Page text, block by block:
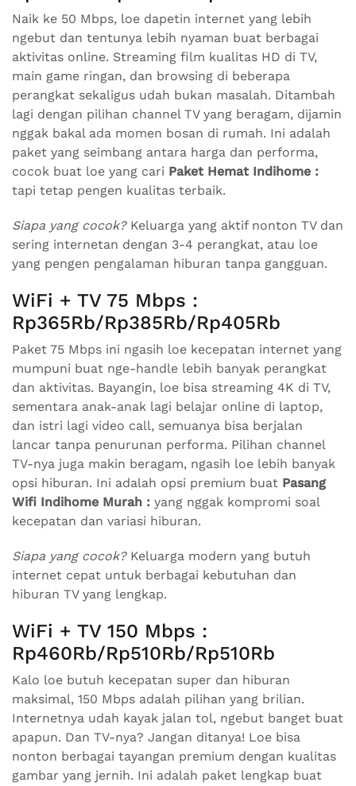
Naik ke 50 Mbps, loe dapetin internet yang lebih
ngebut dan tentunya lebih nyaman buat berbagai
aktivitas online. Streaming film kualitas HD di TV,
main game ringan, dan browsing di beberapa
perangkat sekaligus udah bukan masalah. Ditambah
lagi dengan pilihan channel TV yang beragam, dijamin
nggak bakal ada momen bosan di rumah. Ini adalah
paket yang seimbang antara harga dan performa,
cocok buat loe yang cari Paket Hemat Indihome :
tapi tetap pengen kualitas terbaik.
Siapa yang cocok?Keluarga yang aktif nonton TV dan
sering internetan dengan 3-4 perangkat, atau loe
yang pengen pengalaman hiburan tanpa gangguan.
WiFi + TV 75 Mbps :
Rp365Rb/Rp385Rb/Rp405Rb
Paket 75 Mbps ini ngasih loe kecepatan internet yang
mumpuni buat nge-handle lebih banyak perangkat
dan aktivitas. Bayangin, loe bisa streaming 4K di TV,
sementara anak-anak lagi belajar online di laptop,
dan istri lagi video call, semuanya bisa berjalan
lancar tanpa penurunan performa. Pilihan channel
TV-nya juga makin beragam, ngasih loe lebih banyak
opsi hiburan. Ini adalah opsi premium buat Pasang
Wifi Indihome Murah : yang nggak kompromi soal
kecepatan dan variasi hiburan.
Siapa yang cocok?Keluarga modern yang butuh
internet cepat untuk berbagai kebutuhan dan
hiburan TV yang lengkap.
WiFi + TV 150 Mbps :
Rp460Rb/Rp510Rb/Rp510Rb
Kalo loe butuh kecepatan super dan hiburan
maksimal, 150 Mbps adalah pilihan yang brilian.
Internetnya udah kayak jalan tol, ngebut banget buat
apapun. Dan TV-nya? Jangan ditanya! Loe bisa
nonton berbagai tayangan premium dengan kualitas
gambar yang jernih. Ini adalah paket lengkap buat